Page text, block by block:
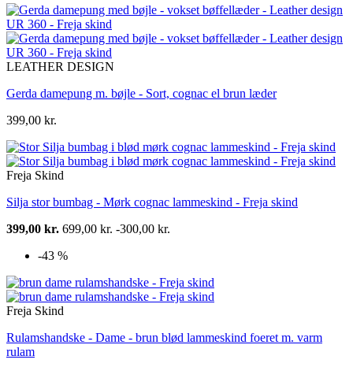
LEATHER DESIGN
Gerda damepung m. bøjle - Sort, cognac el brun læder
399,00 kr.
Freja Skind
Silja stor bumbag - Mørk cognac lammeskind - Freja skind
399,00 kr. 699,00 kr. -300,00 kr.
-43 %
Freja Skind
Rulamshandske - Dame - brun blød lammeskind foeret m. varm
rulam